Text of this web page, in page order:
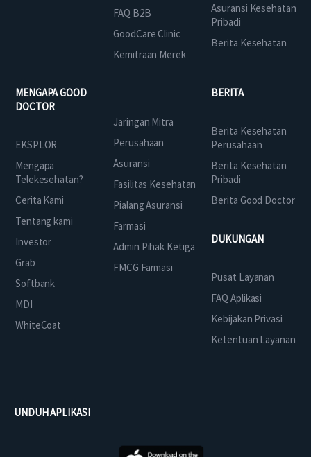
FAQ B2B
GoodCare Clinic
Kemitraan Merek
Asuransi Kesehatan
Pribadi
Berita Kesehatan
MENGAPA GOOD
DOCTOR
EKSPLOR
Mengapa
Telekesehatan?
Cerita Kami
Tentang kami
Investor
Grab
Softbank
MDI
WhiteCoat
Jaringan Mitra
Perusahaan
Asuransi
Fasilitas Kesehatan
Pialang Asuransi
Farmasi
Admin Pihak Ketiga
FMCG Farmasi
BERITA
Berita Kesehatan
Perusahaan
Berita Kesehatan
Pribadi
Berita Good Doctor
DUKUNGAN
Pusat Layanan
FAQ Aplikasi
Kebijakan Privasi
Ketentuan Layanan
UNDUH APLIKASI